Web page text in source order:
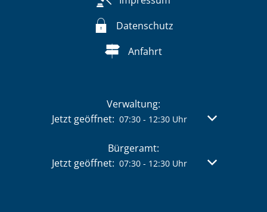
Datenschutz
Anfahrt
Verwaltung:
Klicken, um weitere Öffnungs- oder
Jetzt geöffnet: 07:30- 12:30Uhr Von 07:30
Bürgeramt:
Klicken, um weitere Öffnungs- oder
Jetzt geöffnet: 07:30- 12:30Uhr Von 07:30